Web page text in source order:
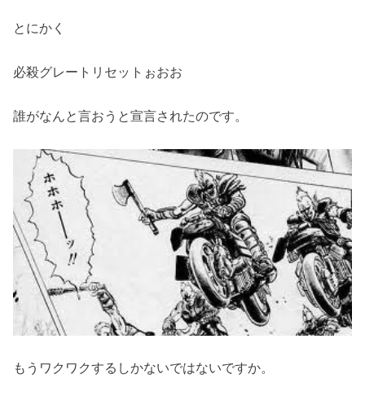
とにかく
必殺グレートリセットぉおお
誰がなんと言おうと宣言されたのです。
もうワクワクするしかないではないですか。